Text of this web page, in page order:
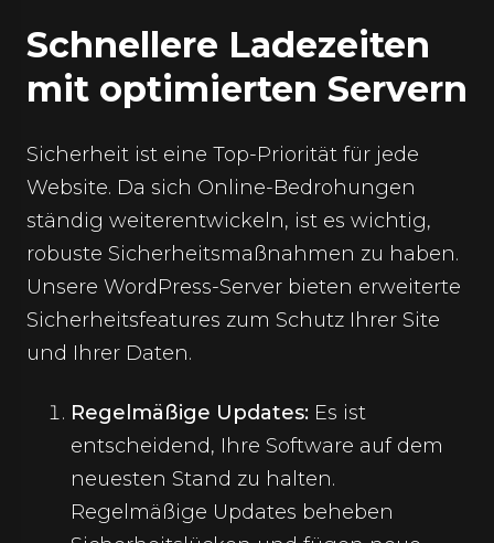
Schnellere Ladezeiten
mit optimierten Servern
Sicherheit ist eine Top-Priorität für jede
Website. Da sich Online-Bedrohungen
ständig weiterentwickeln, ist es wichtig,
robuste Sicherheitsmaßnahmen zu haben.
Unsere WordPress-Server bieten erweiterte
Sicherheitsfeatures zum Schutz Ihrer Site
und Ihrer Daten.
Regelmäßige Updates: Es ist
entscheidend, Ihre Software auf dem
neuesten Stand zu halten.
Regelmäßige Updates beheben